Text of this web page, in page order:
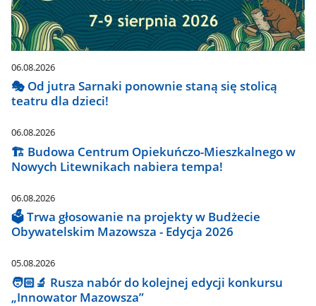
06.08.2026
🎭 Od jutra Sarnaki ponownie staną się stolicą
teatru dla dzieci!
06.08.2026
🏗️ Budowa Centrum Opiekuńczo-Mieszkalnego w
Nowych Litewnikach nabiera tempa!
06.08.2026
🗳️ Trwa głosowanie na projekty w Budżecie
Obywatelskim Mazowsza - Edycja 2026
05.08.2026
🧑🏻‍🔬 Rusza nabór do kolejnej edycji konkursu
„Innowator Mazowsza”